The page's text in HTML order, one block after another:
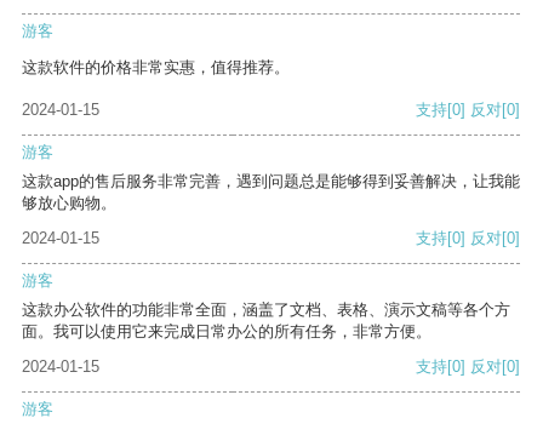
游客
这款软件的价格非常实惠，值得推荐。
2024-01-15 支持[0] 反对[0]
游客
这款app的售后服务非常完善，遇到问题总是能够得到妥善解决，让我能
够放心购物。
2024-01-15
支持[0] 反对[0]
游客
这款办公软件的功能非常全面，涵盖了文档、表格、演示文稿等各个方
面。我可以使用它来完成日常办公的所有任务，非常方便。
2024-01-15
支持[0] 反对[0]
游客